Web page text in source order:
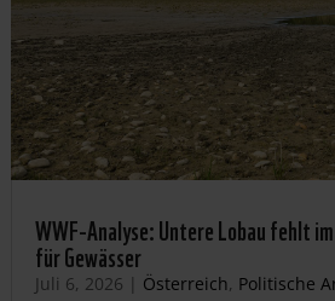
WWF-Analyse: Untere Lobau fehlt
für Gewässer
Juli 6, 2026 | Österreich, Politische